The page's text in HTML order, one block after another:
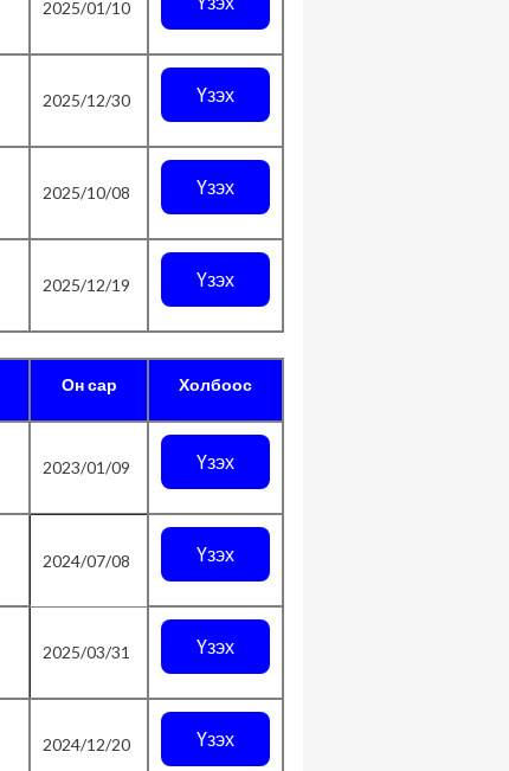
2025/01/10
2025/12/30 Үзэх
2025/10/08 Үзэх
2025/12/19 Үзэх
Он сар Холбоос
2023/01/09 Үзэх
2024/07/08 Үзэх
2025/03/31 Үзэх
2024/12/20 Үзэх